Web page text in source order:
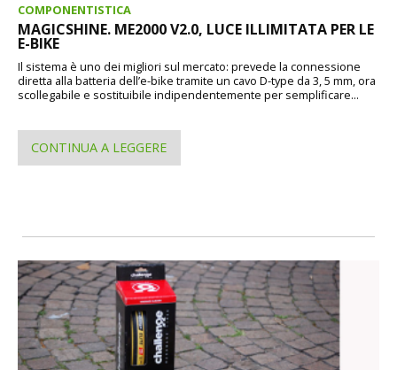
COMPONENTISTICA
MAGICSHINE. ME2000 V2.0, LUCE ILLIMITATA PER LE
E-BIKE
Il sistema è uno dei migliori sul mercato: prevede la connessione
diretta alla batteria dell’e-bike tramite un cavo D-type da 3, 5 mm, ora
scollegabile e sostituibile indipendentemente per semplificare...
CONTINUA A LEGGERE